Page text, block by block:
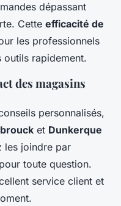
dépassant
Cette efficacité de
les professionnels
rapidement.
des magasins
personnalisés,
et Dunkerque
les joindre par
toute question.
service client et